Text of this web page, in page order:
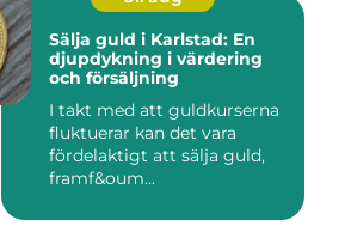
Sälja guld i Karlstad: En
djupdykning i värdering
och försäljning
I takt med att guldkurserna
fluktuerar kan det vara
fördelaktigt att sälja guld,
framf&oum...